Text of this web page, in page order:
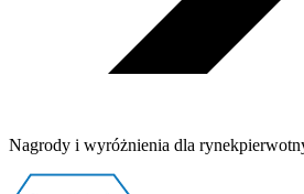
Nagrody i wyróżnienia dla